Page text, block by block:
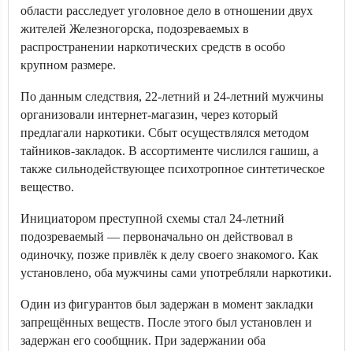
области расследует уголовное дело в отношении двух
жителей Железногорска, подозреваемых в
распространении наркотических средств в особо
крупном размере.
По данным следствия, 22-летний и 24-летний мужчины
организовали интернет-магазин, через который
предлагали наркотики. Сбыт осуществлялся методом
тайников-закладок. В ассортименте числился гашиш, а
также сильнодействующее психотропное синтетическое
вещество.
Инициатором преступной схемы стал 24-летний
подозреваемый — первоначально он действовал в
одиночку, позже привлёк к делу своего знакомого. Как
установлено, оба мужчины сами употребляли наркотики.
Один из фигурантов был задержан в момент закладки
запрещённых веществ. После этого был установлен и
задержан его сообщник. При задержании оба